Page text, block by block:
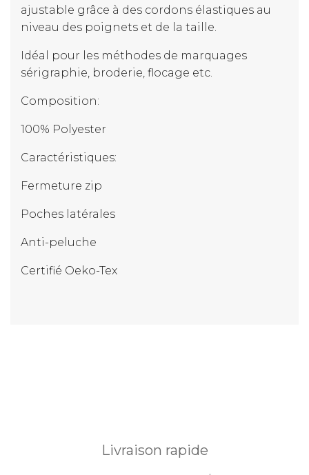
ajustable grâce à des cordons élastiques au
niveau des poignets et de la taille.
Idéal pour les méthodes de marquages
sérigraphie, broderie, flocage etc.
Composition:
100% Polyester
Caractéristiques:
Fermeture zip
Poches latérales
Anti-peluche
Certifié Oeko-Tex
Livraison rapide